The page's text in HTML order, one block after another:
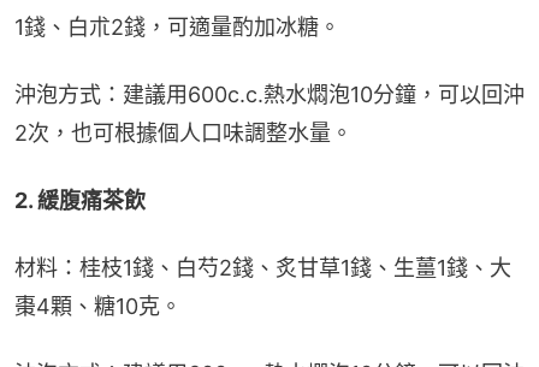
1錢、白朮2錢，可適量酌加冰糖。
沖泡方式：建議用600c.c.熱水燜泡10分鐘，可以回沖
2次，也可根據個人口味調整水量。
2. 緩腹痛茶飲
材料：桂枝1錢、白芍2錢、炙甘草1錢、生薑1錢、大
棗4顆、糖10克。